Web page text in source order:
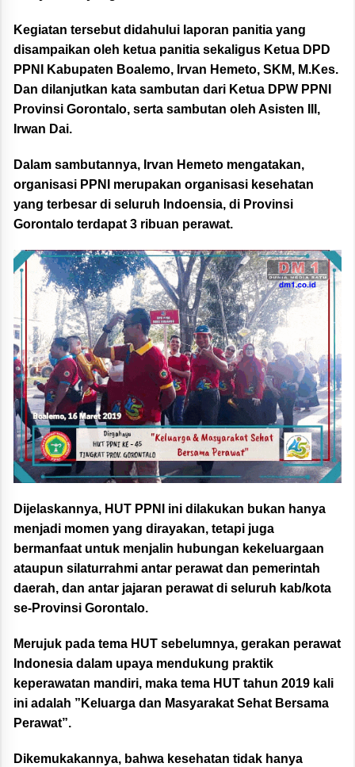
Kegiatan tersebut didahului laporan panitia yang
disampaikan oleh ketua panitia sekaligus Ketua DPD
PPNI Kabupaten Boalemo, Irvan Hemeto, SKM, M.Kes.
Dan dilanjutkan kata sambutan dari Ketua DPW PPNI
Provinsi Gorontalo, serta sambutan oleh Asisten III,
Irwan Dai.
Dalam sambutannya, Irvan Hemeto mengatakan,
organisasi PPNI merupakan organisasi kesehatan
yang terbesar di seluruh Indoensia, di Provinsi
Gorontalo terdapat 3 ribuan perawat.
Dijelaskannya, HUT PPNI ini dilakukan bukan hanya
menjadi momen yang dirayakan, tetapi juga
bermanfaat untuk menjalin hubungan kekeluargaan
ataupun silaturrahmi antar perawat dan pemerintah
daerah, dan antar jajaran perawat di seluruh kab/kota
se-Provinsi Gorontalo.
Merujuk pada tema HUT sebelumnya, gerakan perawat
Indonesia dalam upaya mendukung praktik
keperawatan mandiri, maka tema HUT tahun 2019 kali
ini adalah ”Keluarga dan Masyarakat Sehat Bersama
Perawat”.
Dikemukakannya, bahwa kesehatan tidak hanya